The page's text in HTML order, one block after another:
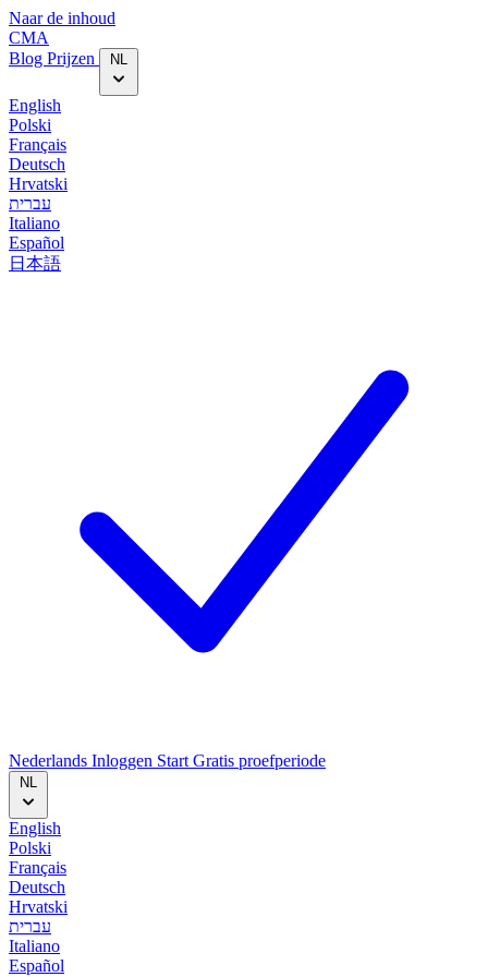
Naar de inhoud
CMA
Blog‎ Prijzen NL
English
Polski
Français
Deutsch
Hrvatski
עברית
Italiano
Español
日本語
Nederlands Inloggen Start Gratis proefperiode
NL
English
Polski
Français
Deutsch
Hrvatski
עברית
Italiano
Español